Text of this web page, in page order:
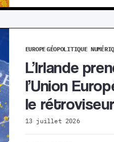
EUROPEGÉOPOLITIQUE
L’Irlande
l’Union
le rétroviseur
13 juillet 2026